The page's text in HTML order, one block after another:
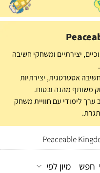
יצירתיים ומשחקי חשיבה
אסטרטגית, יצירתיות
משותף מהנה ובטוח.
לימודי עם חוויית משחק
Peaceable
חפש מיון לפי